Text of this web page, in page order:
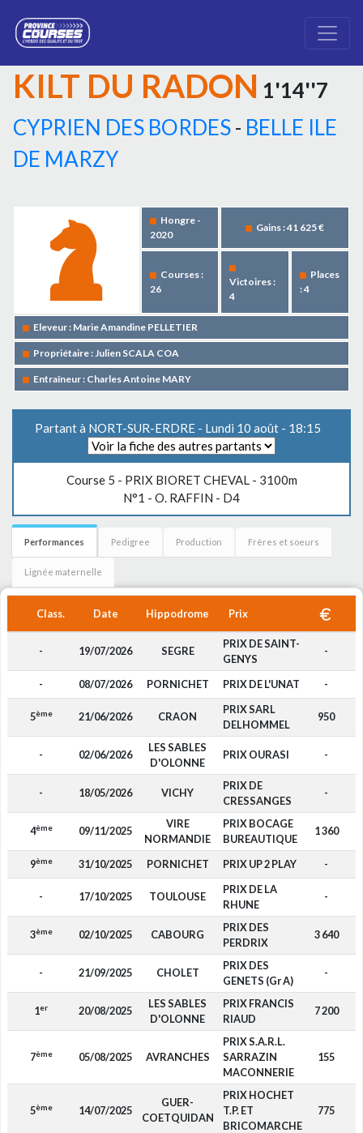
KILT DU RADON 1'14''7
CYPRIEN DES BORDES- BELLE ILE
DE MARZY
Hongre -
2020
Gains : 41 625 €
Courses :
26
Victoires :
4
Places
: 4
Eleveur : Marie Amandine PELLETIER
Propriétaire : Julien SCALA COA
Entraîneur : Charles Antoine MARY
Partant à NORT-SUR-ERDRE - Lundi 10 août - 18:15
Course 5 - PRIX BIORET CHEVAL- 3100m
N°1 - O. RAFFIN - D4
Performances Pedigree Production Frères et soeurs
Lignée maternelle
Class. Date Hippodrome Prix
- 19/07/2026 SEGRE
PRIX DE SAINT-
GENYS
-
- 08/07/2026 PORNICHET PRIX DE L'UNAT -
5ème 21/06/2026 CRAON
PRIX SARL
DELHOMMEL
950
- 02/06/2026
LES SABLES
D'OLONNE
PRIX OURASI -
- 18/05/2026 VICHY
PRIX DE
CRESSANGES
-
4ème 09/11/2025
VIRE
NORMANDIE
PRIX BOCAGE
BUREAUTIQUE
1 360
9ème 31/10/2025 PORNICHET PRIX UP 2 PLAY -
- 17/10/2025 TOULOUSE
PRIX DE LA
RHUNE
-
3ème 02/10/2025 CABOURG
PRIX DES
PERDRIX
3 640
- 21/09/2025 CHOLET
PRIX DES
GENETS (Gr A)
-
1er 20/08/2025
LES SABLES
D'OLONNE
PRIX FRANCIS
RIAUD
7 200
7ème 05/08/2025 AVRANCHES
PRIX S.A.R.L.
SARRAZIN
MACONNERIE
155
5ème 14/07/2025
GUER-
COETQUIDAN
PRIX HOCHET
T.P. ET
BRICOMARCHE
775